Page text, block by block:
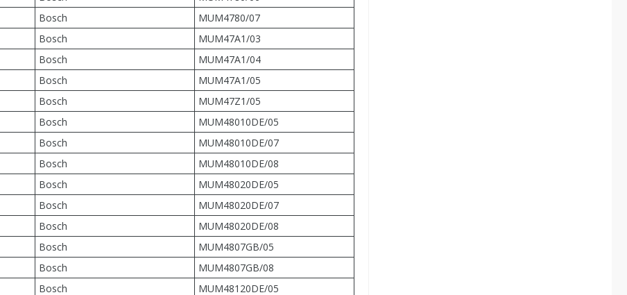
Bosch
MUM4780/07
Bosch
MUM47A1/03
Bosch
MUM47A1/04
Bosch
MUM47A1/05
Bosch
MUM47Z1/05
Bosch
MUM48010DE/05
Bosch
MUM48010DE/07
Bosch
MUM48010DE/08
Bosch
MUM48020DE/05
Bosch
MUM48020DE/07
Bosch
MUM48020DE/08
Bosch
MUM4807GB/05
Bosch
MUM4807GB/08
Bosch MUM48120DE/05